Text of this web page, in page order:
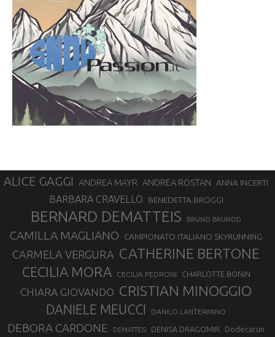
ALICE GAGGI ANDREA MAYR ANDREA ROSTAN ANNA INCERTI
BARBARA CRAVELLO BENEDETTA BROGGI
BERNARD DEMATTEIS BRUNO BRUNOD
CAMILLA MAGLIANO CAMPIONATO ITALIANO SKYRUNNING
CARMELA VERGURA CATHERINE BERTONE
CECILIA MORA CECILIA PEDRONI CHARLOTTE BONIN
CHIARA GIOVANDO CRISTIAN MINOGGIO
DANIELE MEUCCI DANILO LANTERMINO
DEBORA CARDONE DEMATTEIS DENISA DRAGOMIR Dodecarun